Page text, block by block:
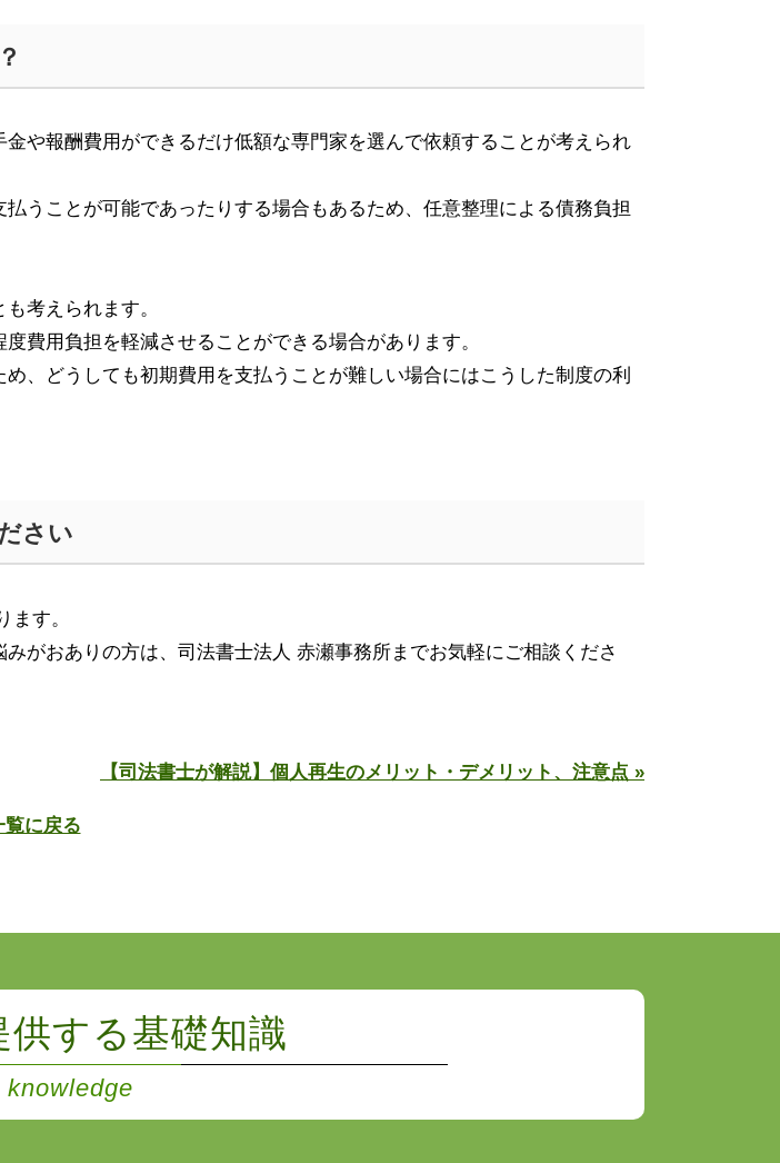
や報酬費用ができるだけ低額な専門家を選んで依頼することが考えられ
うことが可能であったりする場合もあるため、任意整理による債務負担
考えられます。
費用負担を軽減させることができる場合があります。
、どうしても初期費用を支払うことが難しい場合にはこうした制度の利
さい
す。
がおありの方は、司法書士法人 赤瀬事務所までお気軽にご相談くださ
【司法書士が解説】個人再生のメリット・デメリット、注意点 »
覧に戻る
供する基礎知識